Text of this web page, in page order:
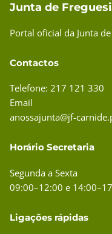
Junta de
Portal oficial da Junta
Contactos
Telefone: 217 121 330
Email
anossajunta@jf-
Horário Secretaria
Segunda a Sexta
09:00–12:00 e
Ligações rápidas